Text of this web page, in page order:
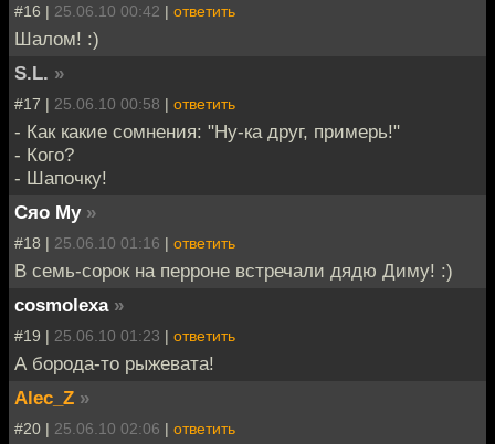
#16 | 25.06.10 00:42 | ответить
Шалом! :)
S.L. »
#17 | 25.06.10 00:58 | ответить
- Как какие сомнения: "Ну-ка друг, примерь!"
- Кого?
- Шапочку!
Сяо Му »
#18 | 25.06.10 01:16 | ответить
В семь-сорок на перроне встречали дядю Диму! :)
cosmolexa »
#19 | 25.06.10 01:23 | ответить
А борода-то рыжевата!
Alec_Z »
#20 | 25.06.10 02:06 | ответить